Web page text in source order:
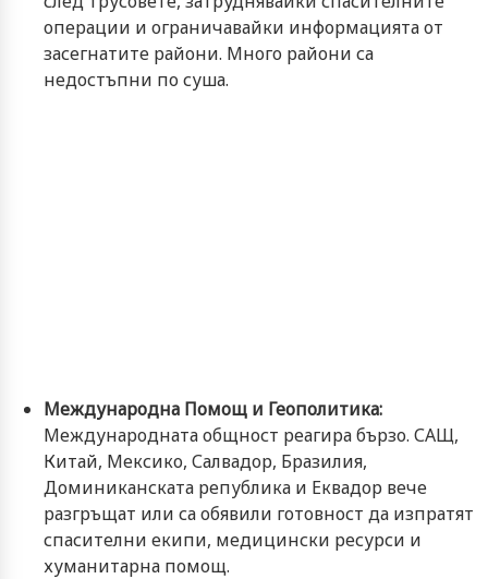
операции и ограничавайки информацията от
засегнатите райони. Много райони са
недостъпни по суша.
Международна Помощ и Геополитика:
Международната общност реагира бързо. САЩ,
Китай, Мексико, Салвадор, Бразилия,
Доминиканската република и Еквадор вече
разгръщат или са обявили готовност да изпратят
спасителни екипи, медицински ресурси и
хуманитарна помощ.